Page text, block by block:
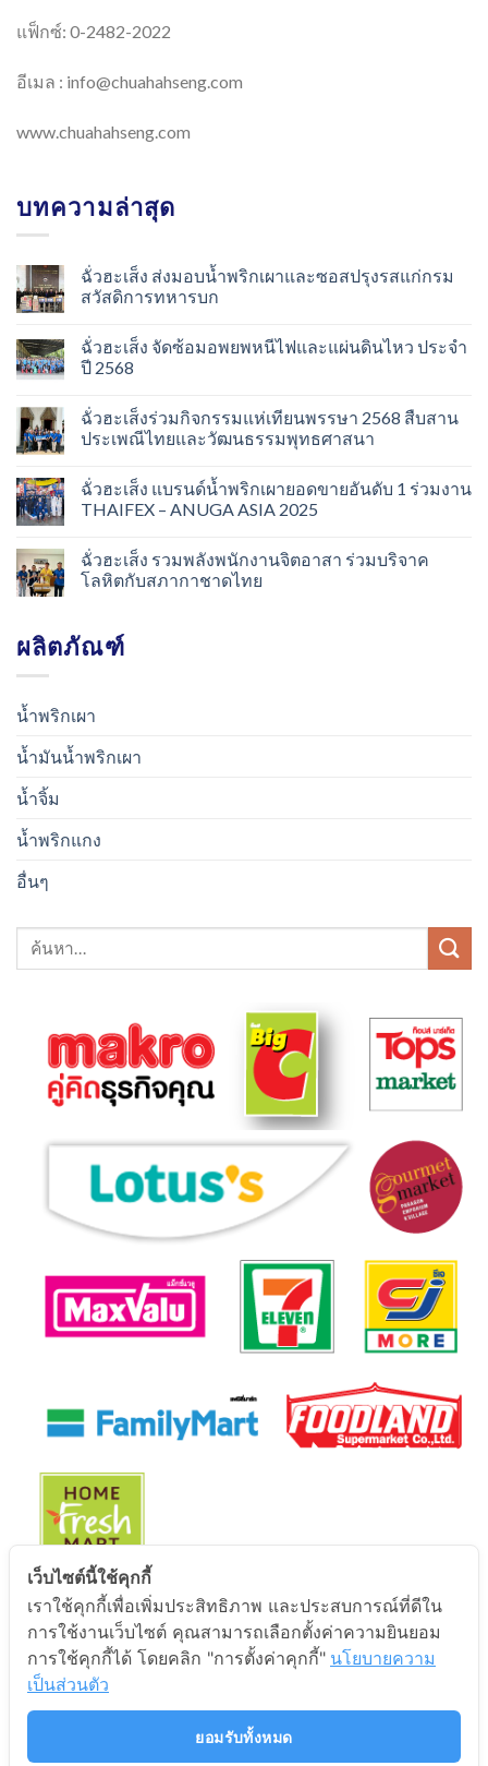
แฟ็กซ์: 0-2482-2022
อีเมล : info@chuahahseng.com
www.chuahahseng.com
บทความล่าสุด
ฉั่วฮะเส็ง ส่งมอบน้ำพริกเผาและซอสปรุงรสแก่กรม
สวัสดิการทหารบก
ฉั่วฮะเส็ง จัดซ้อมอพยพหนีไฟและแผ่นดินไหว ประจำ
ปี 2568
ฉั่วฮะเส็งร่วมกิจกรรมแห่เทียนพรรษา 2568 สืบสาน
ประเพณีไทยและวัฒนธรรมพุทธศาสนา
ฉั่วฮะเส็ง แบรนด์น้ำพริกเผายอดขายอันดับ 1 ร่วมงาน
THAIFEX – ANUGA ASIA 2025
ฉั่วฮะเส็ง รวมพลังพนักงานจิตอาสา ร่วมบริจาค
โลหิตกับสภากาชาดไทย
ผลิตภัณฑ์
น้ำพริกเผา
น้ำมันน้ำพริกเผา
น้ำจิ้ม
น้ำพริกแกง
อื่นๆ
ค้นหา:
นโยบายการคุ้มครองข้อมูลส่วนบุคคล
นโยบายการคุ้มครองข้อมูลส่วนบุคคล
เว็บไซต์นี้ใช้คุกกี้
เราใช้คุกกี้เพื่อเพิ่มประสิทธิภาพ และประสบการณ์ที่ดีใน
การใช้งานเว็บไซต์ คุณสามารถเลือกตั้งค่าความยินยอม
การใช้คุกกี้ได้ โดยคลิก "การตั้งค่าคุกกี้" นโยบายความ
เป็นส่วนตัว
ยอมรับทั้งหมด